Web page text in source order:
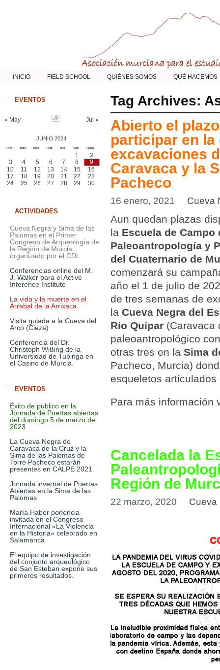
INICIO FIELD SCHOOL QUIÉNES SOMOS QUÉ HACEMOS
Tag Archives:
Abierto el
participar en la
excavaciones
Caravaca y la
Pacheco
16 enero, 2021 Cueva
Aun quedan plazas
la Escuela de Campo
Paleoantropología y
del Cuaternario de
comenzará su
año el 1 de julio de
de tres semanas de
la Cueva Negra del
Río Quípar (Caravaca
paleoantropológico
otras tres en la Sima
Pacheco, Murcia)
esqueletos
Para más información
Cancelada la
Región de
22 marzo, 2020 Cueva
EVENTOS
« May Jul »
JUNIO 2024
Lun Mar Mie Jue Vie Sab Dom
1
2
3
4 5 6 7 8
9
10
11 12 13 14 15
16
17
18 19 20 21 22
23
24
25 26 27 28 29 30
ACTIVIDADES
Cueva Negra y Sima de las
Palomas en el Primer
Congreso de Arqueología de
la Región de Murcia
organizado por el CDL
Conferencias online del M.
J. Walker para el Active
Inference Institute
La vida y la muerte en el
Arrabal de la Arrixaca
Visita guiada a la Cueva del
Arco (Cieza)
Conferencia del Dr.
Christoph Wißing de la
Universidad de Tubinga en
el Casino de Murcia.
EVENTOS
Éxito de publico en la
Jornada de Puertas abiertas
del domingo 5 de marzo de
2023
La Cueva Negra de
Caravaca de la Cruz y la
Sima de las Palomas de
Torre Pacheco estarán
presentes en CALPE 2021
Jornada invernal de Puertas
Abiertas en la Sima de las
Palomas
María Haber ponencia
invitada en el Congreso
Internacional «La Violencia
en la Historia» celebrado en
Salamanca
El equipo de investigación
del conjunto arqueológico
de San Esteban expone sus
primeros resultados.